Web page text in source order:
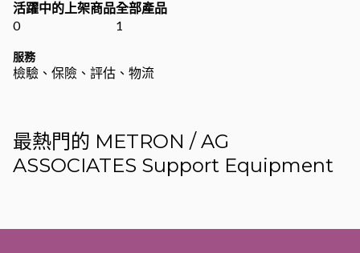
活躍中的上架商品
0
全部產品
1
服務
檢驗、保險、評估、物流
最熱門的 METRON / AG
ASSOCIATES Support Equipment